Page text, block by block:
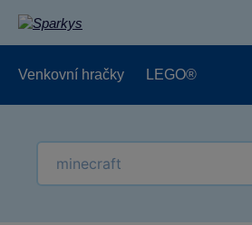
Venkovní hračky LEGO®